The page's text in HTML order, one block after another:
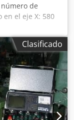
número de
en el eje X: 580
eje Y: 400 mm
de la mesa:
40 - 4000
4,0 m/min
del motor
CNC con
+/- 90° con
Clasificado